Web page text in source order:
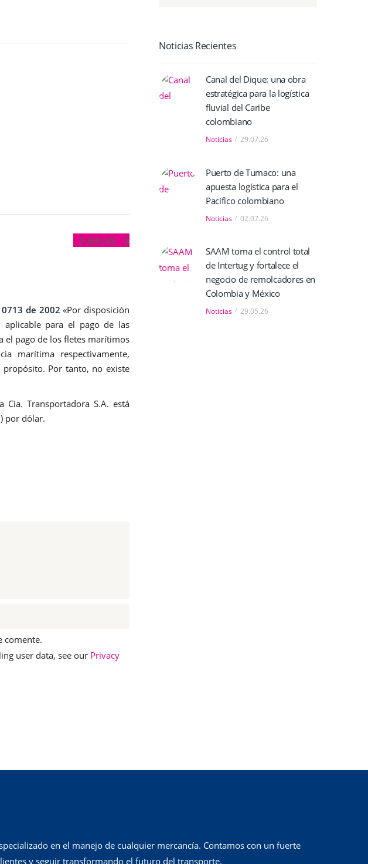
3,880.92
de 2002 «Por disposición
para el pago de las
el pago de los fletes marítimos
marítima respectivamente,
Por tanto, no existe
Transportadora S.A. está
por dólar.
comente.
user data, see our Privacy
Noticias Recientes
Canal del Dique: una obra
estratégica para la logística
fluvial del Caribe
colombiano
Noticias 29.07.26
Puerto de Tumaco: una
apuesta logística para el
Pacífico colombiano
Noticias 02.07.26
SAAM toma el control total
de Intertug y fortalece el
negocio de remolcadores en
Colombia y México
Noticias 29.05.26
en el manejo de cualquier mercancía. Contamos con un fuerte
y seguir transformando el futuro del transporte.